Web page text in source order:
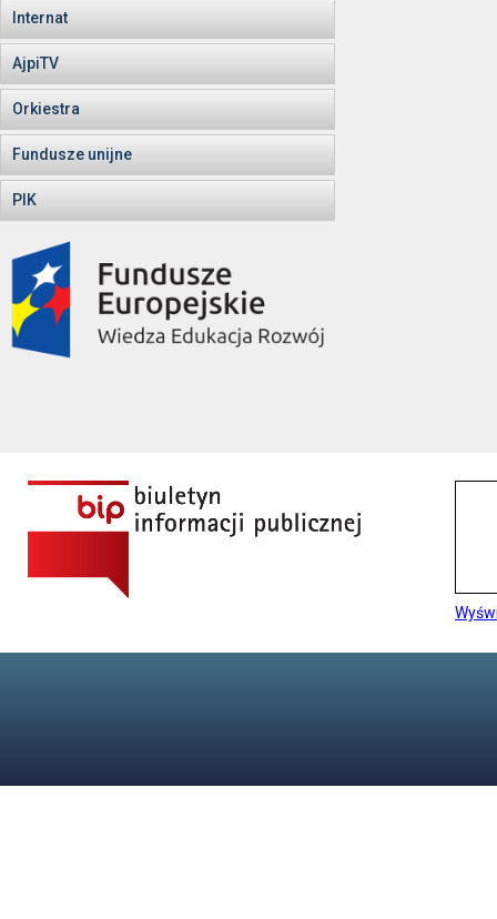
Internat
AjpiTV
Orkiestra
Fundusze unijne
PIK